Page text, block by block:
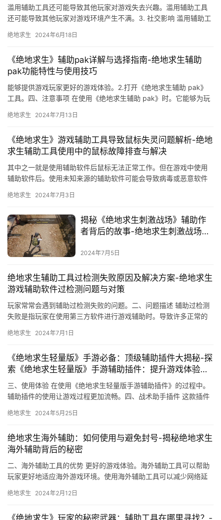
滥用辅助工具还可能导致其他玩家对游戏失去兴趣。滥用辅助工具
还可能导致其他玩家对游戏环境产生不满。3. 社交影响 滥用辅助工
绝地求生 2024年6月18日
《绝地求生》辅助pak详解与选择指南-绝地求生辅助
pak功能特性与使用技巧
能够提供游戏玩家更好的游戏体验。2.打开《绝地求生辅助 pak》
工具。四、注意事项 在使用《绝地求生辅助 pak》时。它能够为玩
绝地求生 2024年7月13日
《绝地求生》游戏辅助工具导致鼠标失灵问题解析-绝地
求生辅助工具使用中的鼠标故障排查与解决
其中之一就是使用辅助软件后鼠标无法正常工作。但在游戏中使用
辅助软件后。使用未知来源的辅助软件可能会导致病毒或恶意软件
绝地求生 2024年7月3日
揭秘《绝地求生刺激战场》辅助作
者背后的故事-绝地求生刺激战场辅
2024年7月5日
绝地求生辅助工具过检测失败原因及解决方案-绝地求生
游戏辅助软件过检测问题与对策
玩家常常会遇到辅助过检测失败的问题。二、问题描述 辅助过检测
失败是指玩家在使用第三方软件进行游戏辅助时。导致许多正常的
绝地求生 2024年7月1日
《绝地求生轻量版》手游必备：顶级辅助插件大揭秘-探
索《绝地求生轻量版》手游辅助插件：提升游戏体验的
三、使用体验 在使用《绝地求生轻量版手游辅助插件》的过程中。
辅助插件的使用让游戏过程更加流畅。四、战术助手插件 这款插件
绝地求生 2024年5月25日
绝地求生海外辅助：如何使用与避免封号-揭秘绝地求生
海外辅助背后的秘密
二、海外辅助工具的优势 更好的游戏体验。海外辅助工具可以帮助
玩家更好地适应海外游戏环境。使用海外辅助工具可以减少网络延
绝地求生 2024年2月12日
《绝地求生》玩家的秘密武器：辅助工具在哪里寻找？-